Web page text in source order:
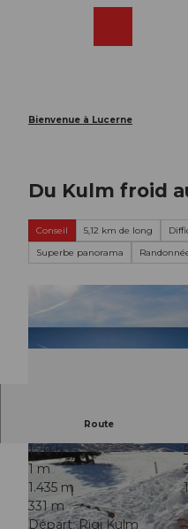
Bienvenue à Lucerne
Du Kulm froid
Conseil 5,12 km de long
Superbe panorama
© Gäste-Service Rigi, BENUTZER1
Route
1:20 h
1 m
1.435 m
331 m
Départ: Rigi Kulm